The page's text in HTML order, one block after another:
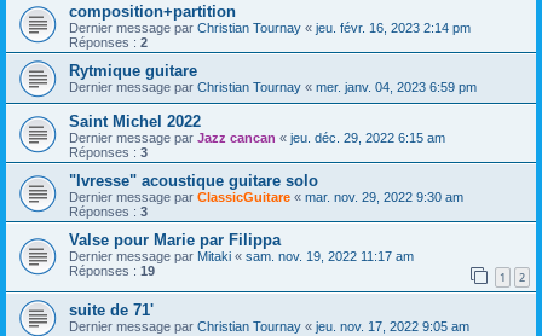
composition+partition
Dernier message par Christian Tournay « jeu. févr. 16, 2023 2:14 pm
Réponses : 2
Rytmique guitare
Dernier message par Christian Tournay « mer. janv. 04, 2023 6:59 pm
Saint Michel 2022
Dernier message par Jazz cancan « jeu. déc. 29, 2022 6:15 am
Réponses : 3
"Ivresse" acoustique guitare solo
Dernier message par ClassicGuitare « mar. nov. 29, 2022 9:30 am
Réponses : 3
Valse pour Marie par Filippa
Dernier message par Mitaki « sam. nov. 19, 2022 11:17 am
Réponses : 19 1 2
suite de 71'
Dernier message par Christian Tournay « jeu. nov. 17, 2022 9:05 am